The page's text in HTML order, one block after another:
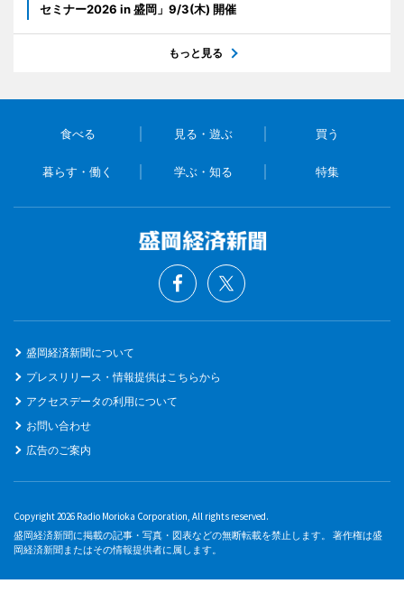
セミナー2026 in 盛岡」9/3(木) 開催
もっと見る
食べる 見る・遊ぶ 買う
暮らす・働く 学ぶ・知る 特集
盛岡経済新聞について
プレスリリース・情報提供はこちらから
アクセスデータの利用について
お問い合わせ
広告のご案内
Copyright 2026 Radio Morioka Corporation, All rights reserved.
盛岡経済新聞に掲載の記事・写真・図表などの無断転載を禁止します。 著作権は盛
岡経済新聞またはその情報提供者に属します。